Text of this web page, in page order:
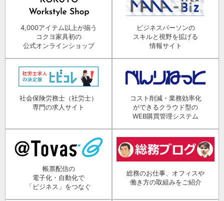
4,000アイテム以上が揃う
コクヨ家具初の
公式オンラインショップ
ビジネスパーソンの
スキルと視野を拡げる
情報サイト
社会保険労務士（社労士）
専門の求人サイト
コスト削減・業務効率化
ができるクラウド型の
WEB購買管理システム
帳票配信の
電子化・自動化で
「ビジネス」をつなぐ
総務のお仕事、オフィスや
働き方の取組みをご紹介